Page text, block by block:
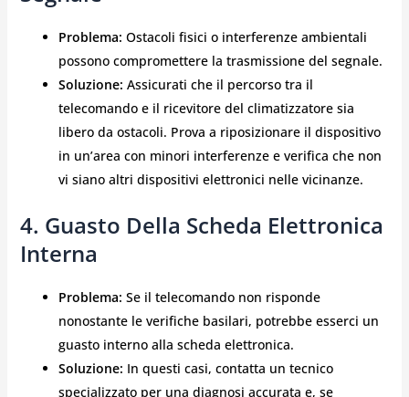
Problema: Ostacoli fisici o interferenze ambientali
possono compromettere la trasmissione del segnale.
Soluzione: Assicurati che il percorso tra il
telecomando e il ricevitore del climatizzatore sia
libero da ostacoli. Prova a riposizionare il dispositivo
in un’area con minori interferenze e verifica che non
vi siano altri dispositivi elettronici nelle vicinanze.
4. Guasto Della Scheda Elettronica
Interna
Problema: Se il telecomando non risponde
nonostante le verifiche basilari, potrebbe esserci un
guasto interno alla scheda elettronica.
Soluzione: In questi casi, contatta un tecnico
specializzato per una diagnosi accurata e, se